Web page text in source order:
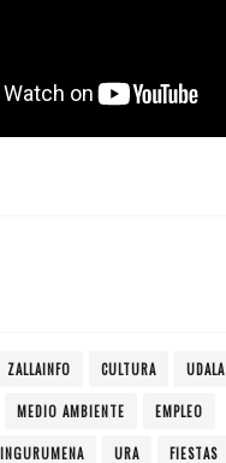
ZALLAINFO CULTURA UDALA
MEDIO AMBIENTE EMPLEO
INGURUMENA URA FIESTAS